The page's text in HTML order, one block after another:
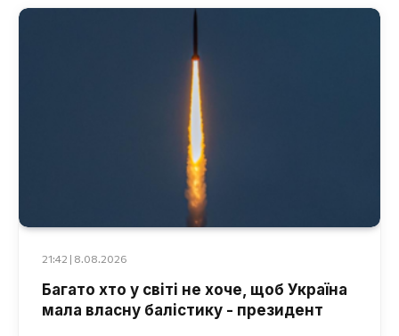
21:42 | 8.08.2026
Багато хто у світі не хоче, щоб Україна
мала власну балістику - президент